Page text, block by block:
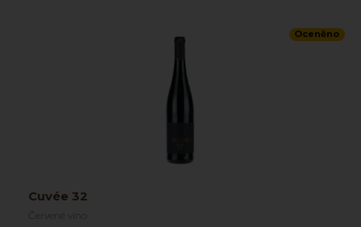
Oceněno
Cuvée 32
Červené víno